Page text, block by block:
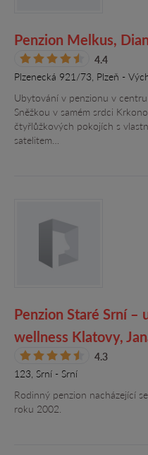
Penzion Melkus,
4.4
Plzenecká 921/73, Plzeň -
Ubytování v penzionu v
Sněžkou v samém srdci
čtyřlůžkových pokojích s
satelitem…
Penzion Staré Srní –
wellness Klatovy,
4.3
123, Srní - Srní
Rodinný penzion nacházející
roku 2002.